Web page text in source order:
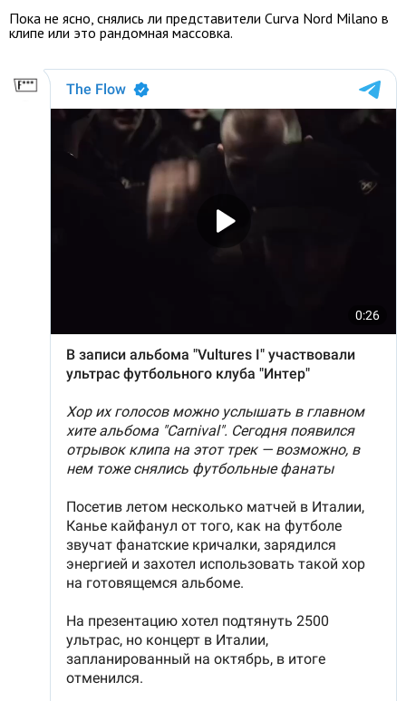
Пока не ясно, снялись ли представители Curva Nord Milano в
клипе или это рандомная массовка.